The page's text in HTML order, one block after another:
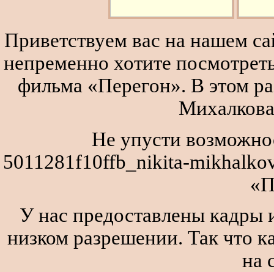
Приветствуем вас на нашем
непременно хотите
фильма «Перегон». В этом
Не упусти
5011281f10ffb_nikita-
У нас предоставлены кадры
низком разрешении. Так что
на